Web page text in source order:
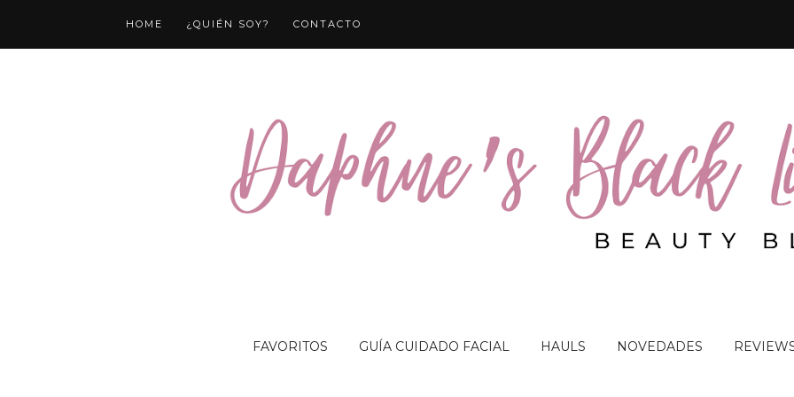
HOME ¿QUIÉN SOY? CONTACTO
FAVORITOS GUÍA CUIDADO FACIAL HAULS NOVEDADES